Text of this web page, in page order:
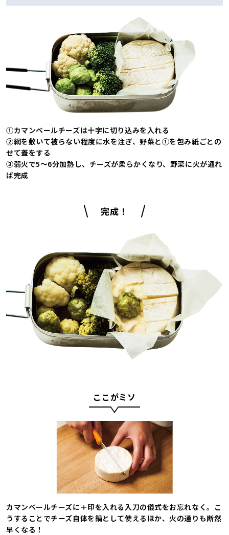
①カマンベールチーズは十字に切り込みを入れる
②網を敷いて被らない程度に水を注ぎ、野菜と①を包み紙ごとの
せて蓋をする
③弱火で5～6分加熱し、チーズが柔らかくなり、野菜に火が通れ
ば完成
完成！
ここがミソ
カマンベールチーズに＋印を入れる入刀の儀式をお忘れなく。こ
うすることでチーズ自体を鍋として使えるほか、火の通りも断然
早くなる！